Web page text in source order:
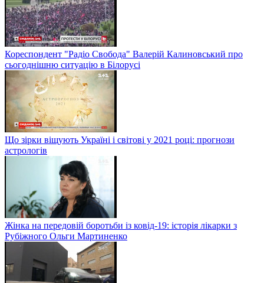
Кореспондент "Радіо Свобода" Валерій Калиновський про
сьогоднішню ситуацію в Білорусі
Що зірки віщують Україні і світові у 2021 році: прогнози
астрологів
Жінка на передовій боротьби із ковід-19: історія лікарки з
Рубіжного Ольги Мартиненко